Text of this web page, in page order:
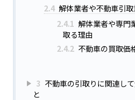
2.4 解体業者や不動車引
2.4.1 解体業者や専門
取る理由
2.4.2 不動車の買取価
3 不動車の引取りに関連し
と